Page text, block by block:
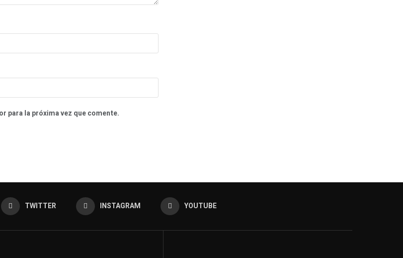
para la próxima vez que comente.
TWITTER INSTAGRAM YOUTUBE